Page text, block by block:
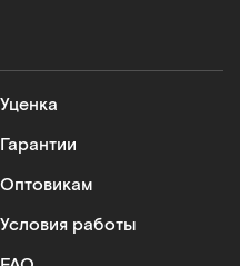
Уценка
Гарантии
Оптовикам
Условия работы